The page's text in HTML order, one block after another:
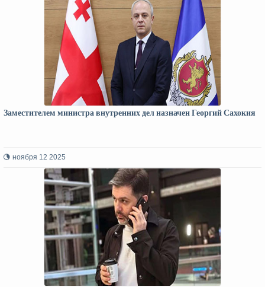
Заместителем министра внутренних дел назначен Георгий Сахокия
ноября 12 2025